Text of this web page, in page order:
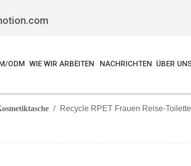
ODM WIE WIR ARBEITEN NACHRICHTEN ÜBER
/ Recycle RPET Frauen Reise-